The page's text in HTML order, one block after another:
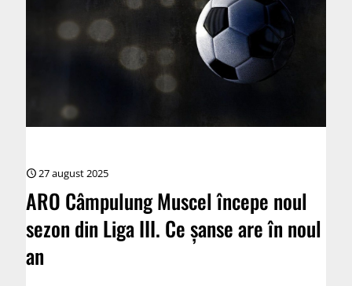
27 august 2025
ARO Câmpulung Muscel începe noul
sezon din Liga III. Ce şanse are în noul
an